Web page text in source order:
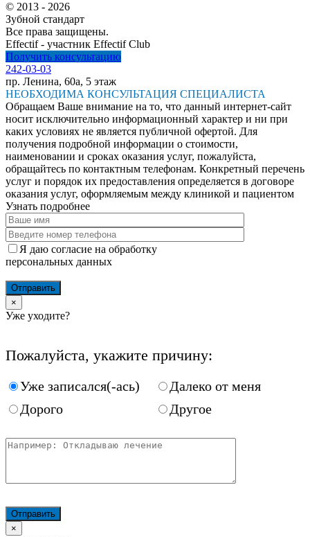
© 2013 - 2026
Зубной стандарт
Все права защищены.
Effectif - участник Effectif Club
Получить консультацию
242-03-03
пр. Ленина, 60а, 5 этаж
НЕОБХОДИМА КОНСУЛЬТАЦИЯ СПЕЦИАЛИСТА
Обращаем Ваше внимание на то, что данный интернет-сайт
носит исключительно информационный характер и ни при
каких условиях не является публичной офертой. Для
получения подробной информации о стоимости,
наименовании и сроках оказания услуг, пожалуйста,
обращайтесь по контактным телефонам. Конкретный перечень
услуг и порядок их предоставления определяется в договоре
оказания услуг, оформляемым между клиникой и пациентом
Узнать подробнее
Я даю согласие на обработку
персональных данных
×
Уже уходите?
Пожалуйста, укажите причину:
Уже записался(-ась)
Далеко от меня
Дорого
Другое
×